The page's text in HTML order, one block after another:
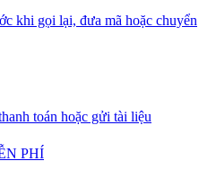
khi gọi lại, đưa mã hoặc chuyển
toán hoặc gửi tài liệu
PHÍ